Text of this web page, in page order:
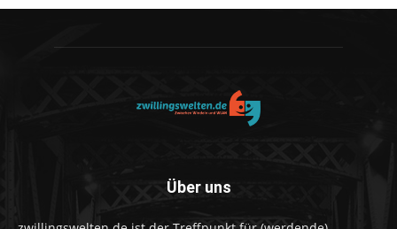
Über uns